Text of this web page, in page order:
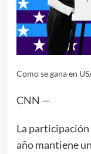
Como se gana en
CNN —
La participación
año mantiene